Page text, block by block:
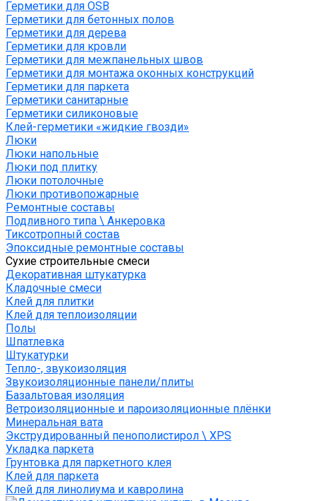
Герметики для OSB
Герметики для бетонных полов
Герметики для дерева
Герметики для кровли
Герметики для межпанельных швов
Герметики для монтажа оконных конструкций
Герметики для паркета
Герметики санитарные
Герметики силиконовые
Клей-герметики «жидкие гвозди»
Люки
Люки напольные
Люки под плитку
Люки потолочные
Люки противопожарные
Ремонтные составы
Подливного типа \ Анкеровка
Тиксотропный состав
Эпоксидные ремонтные составы
Сухие строительные смеси
Декоративная штукатурка
Кладочные смеси
Клей для плитки
Клей для теплоизоляции
Полы
Шпатлевка
Штукатурки
Тепло-, звукоизоляция
Звукоизоляционные панели/плиты
Базальтовая изоляция
Ветроизоляционные и пароизоляционные плёнки
Минеральная вата
Экструдированный пенополистирол \ XPS
Укладка паркета
Грунтовка для паркетного клея
Клей для паркета
Клей для линолиума и кавролина